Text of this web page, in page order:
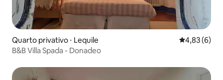
Quarto privativo ⋅ Lequile 4,83 de uma
4,83 (6)
B&B Villa Spada - Donadeo